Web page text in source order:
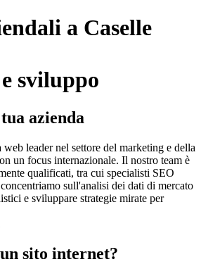
a Caselle
sviluppo
azienda
web leader nel settore del marketing e della
un focus internazionale. Il nostro team è
qualificati, tra cui specialisti SEO
sull'analisi dei dati di mercato
e sviluppare strategie mirate per
sito internet?